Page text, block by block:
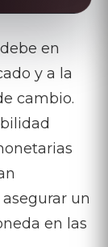
en
y a la
cambio.
un
en las